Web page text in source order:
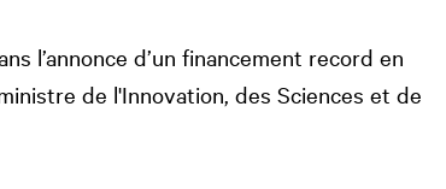
l’annonce d’un financement record en
de l'Innovation, des Sciences et de